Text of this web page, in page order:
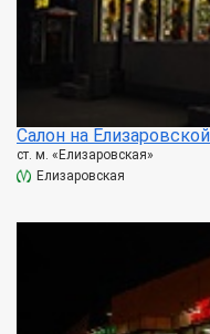
Салон на Елизаровской
ст. м. «Елизаровская»
Елизаровская